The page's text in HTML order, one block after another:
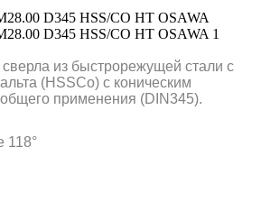
из быстрорежущей стали с
(HSSCo) с коническим
применения (DIN345).
118°